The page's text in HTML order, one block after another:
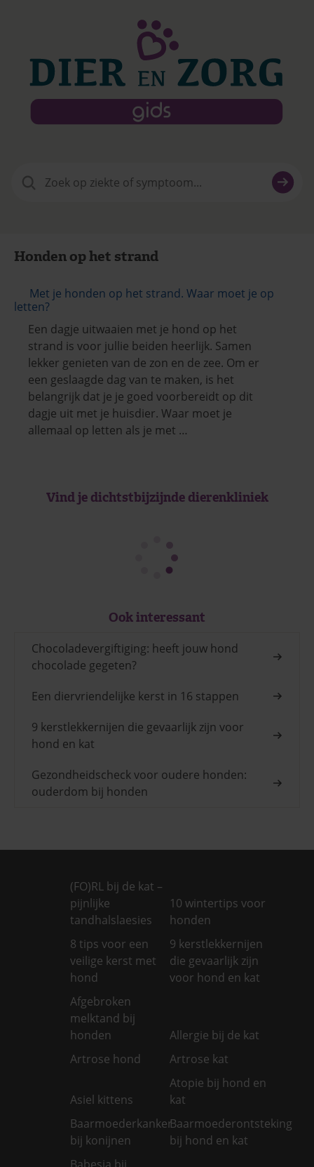
naar:
Honden op het strand
Met je honden op het strand. Waar moet je op
letten?
Een dagje uitwaaien met je hond op het
strand is voor jullie beiden heerlijk. Samen
lekker genieten van de zon en de zee. Om er
een geslaagde dag van te maken, is het
belangrijk dat je je goed voorbereidt op dit
dagje uit met je huisdier. Waar moet je
allemaal op letten als je met …
Vind je dichtstbijzijnde dierenkliniek
Ook interessant
Chocoladevergiftiging: heeft jouw hond
chocolade gegeten?
Een diervriendelijke kerst in 16 stappen
9 kerstlekkernijen die gevaarlijk zijn voor
hond en kat
Gezondheidscheck voor oudere honden:
ouderdom bij honden
(FO)RL bij de kat –
pijnlijke
tandhalslaesies
10 wintertips voor
honden
8 tips voor een
veilige kerst met
hond
9 kerstlekkernijen
die gevaarlijk zijn
voor hond en kat
Afgebroken
melktand bij
honden
Allergie bij de kat
Artrose hond
Artrose kat
Asiel kittens
Atopie bij hond en
kat
Baarmoederkanker
bij konijnen
Baarmoederontsteking
bij hond en kat